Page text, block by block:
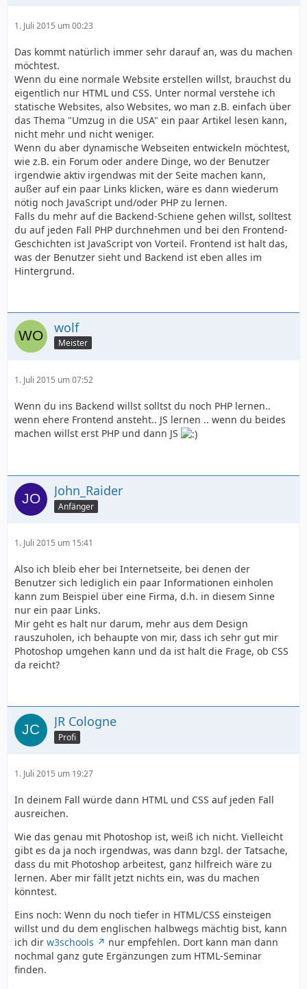
http://google.com/
1. Juli 2015 um 00:23
Das kommt natürlich immer sehr darauf an, was du machen
möchtest.
Wenn du eine normale Website erstellen willst, brauchst du
eigentlich nur HTML und CSS. Unter normal verstehe ich
statische Websites, also Websites, wo man z.B. einfach über
das Thema "Umzug in die USA" ein paar Artikel lesen kann,
nicht mehr und nicht weniger.
Wenn du aber dynamische Webseiten entwickeln möchtest,
wie z.B. ein Forum oder andere Dinge, wo der Benutzer
irgendwie aktiv irgendwas mit der Seite machen kann,
außer auf ein paar Links klicken, wäre es dann wiederum
nötig noch JavaScript und/oder PHP zu lernen.
Falls du mehr auf die Backend-Schiene gehen willst, solltest
du auf jeden Fall PHP durchnehmen und bei den Frontend-
Geschichten ist JavaScript von Vorteil. Frontend ist halt das,
was der Benutzer sieht und Backend ist eben alles im
Hintergrund.
wolf
Meister
1. Juli 2015 um 07:52
Wenn du ins Backend willst solltst du noch PHP lernen..
wenn ehere Frontend ansteht.. JS lernen .. wenn du beides
machen willst erst PHP und dann JS
John_Raider
Anfänger
1. Juli 2015 um 15:41
Also ich bleib eher bei Internetseite, bei denen der
Benutzer sich lediglich ein paar Informationen einholen
kann zum Beispiel über eine Firma, d.h. in diesem Sinne
nur ein paar Links.
Mir geht es halt nur darum, mehr aus dem Design
rauszuholen, ich behaupte von mir, dass ich sehr gut mir
Photoshop umgehen kann und da ist halt die Frage, ob CSS
da reicht?
JR Cologne
Profi
1. Juli 2015 um 19:27
In deinem Fall würde dann HTML und CSS auf jeden Fall
ausreichen.
Wie das genau mit Photoshop ist, weiß ich nicht. Vielleicht
gibt es da ja noch irgendwas, was dann bzgl. der Tatsache,
dass du mit Photoshop arbeitest, ganz hilfreich wäre zu
lernen. Aber mir fällt jetzt nichts ein, was du machen
könntest.
Eins noch: Wenn du noch tiefer in HTML/CSS einsteigen
willst und du dem englischen halbwegs mächtig bist, kann
ich dir w3schools
nur empfehlen. Dort kann man dann
nochmal ganz gute Ergänzungen zum HTML-Seminar
finden.